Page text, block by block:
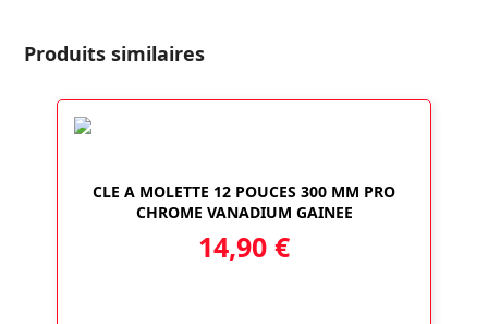
TwitterFacebook
LinkedInEmail
Produits similaires
CLE A MOLETTE 12 POUCES 300 MM PRO
CHROME VANADIUM GAINEE
14,90 €